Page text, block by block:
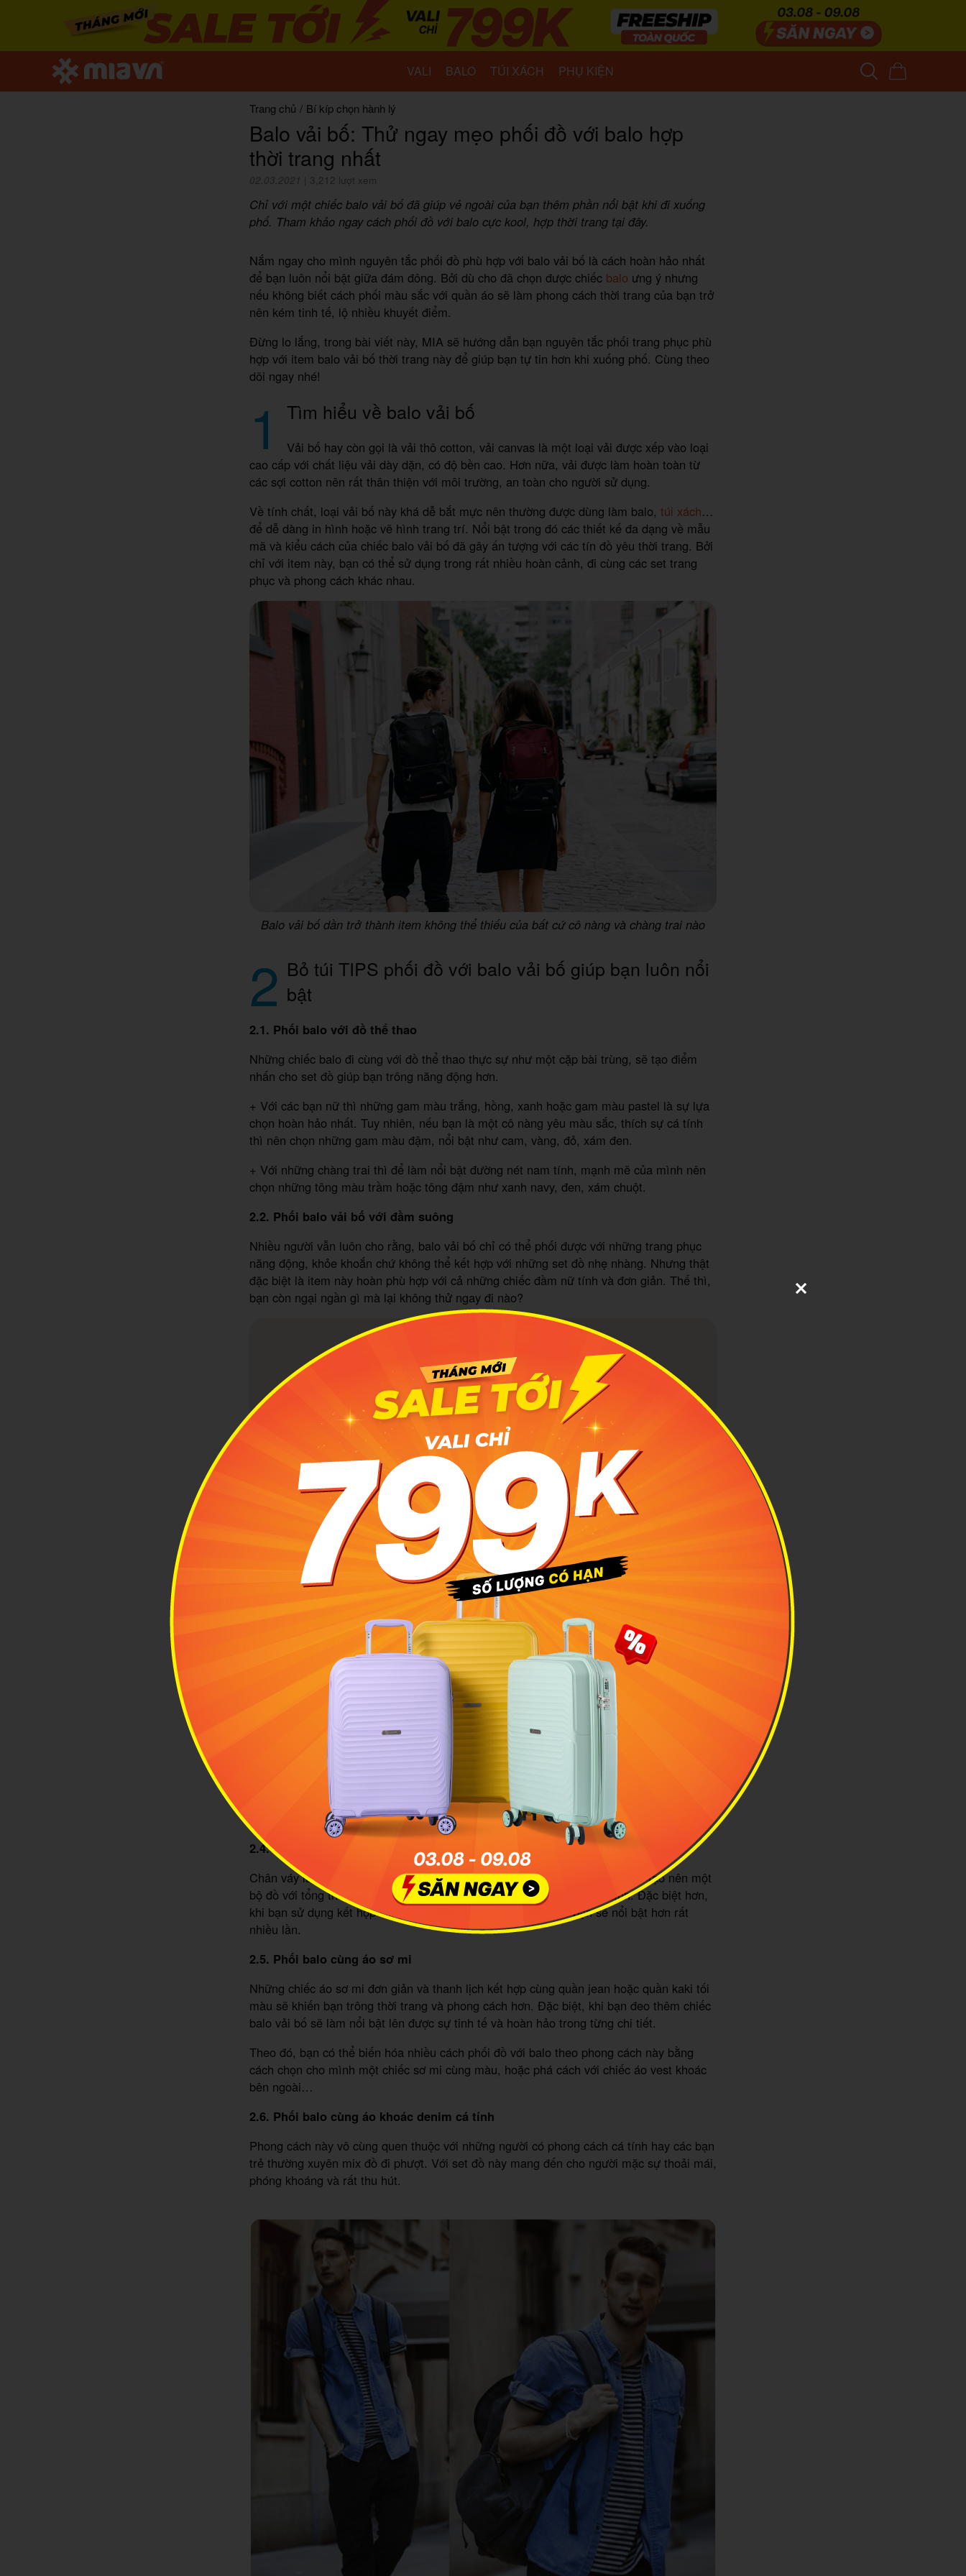
VALI BALO TÚI XÁCH PHỤ KIỆN
Trang chủ / Bí kíp chọn hành lý
Balo vải bố: Thử ngay mẹo phối đồ với balo hợp
thời trang nhất
02.03.2021 3,212 lượt xem
Chỉ với một chiếc balo vải bố đã giúp vẻ ngoài của bạn thêm phần nổi bật khi đi xuống
phố. Tham khảo ngay cách phối đồ với balo cực kool, hợp thời trang tại đây.
Nắm ngay cho mình nguyên tắc phối đồ phù hợp với balo vải bố là cách hoàn hảo nhất
để bạn luôn nổi bật giữa đám đông. Bởi dù cho đã chọn được chiếc balo ưng ý nhưng
nếu không biết cách phối màu sắc với quần áo sẽ làm phong cách thời trang của bạn trở
nên kém tinh tế, lộ nhiều khuyết điểm.
Đừng lo lắng, trong bài viết này, MIA sẽ hướng dẫn bạn nguyên tắc phối trang phục phù
hợp với item balo vải bố thời trang này để giúp bạn tự tin hơn khi xuống phố. Cùng theo
dõi ngay nhé!
1 Tìm hiểu về balo vải bố
Vải bố hay còn gọi là vải thô cotton, vải canvas là một loại vải được xếp vào loại
cao cấp với chất liệu vải dày dặn, có độ bền cao. Hơn nữa, vải được làm hoàn toàn từ
các sợi cotton nên rất thân thiện với môi trường, an toàn cho người sử dụng.
Về tính chất, loại vải bố này khá dễ bắt mực nên thường được dùng làm balo, túi xách…
để dễ dàng in hình hoặc vẽ hình trang trí. Nổi bật trong đó các thiết kế đa dạng về mẫu
mã và kiểu cách của chiếc balo vải bố đã gây ấn tượng với các tín đồ yêu thời trang. Bởi
chỉ với item này, bạn có thể sử dụng trong rất nhiều hoàn cảnh, đi cùng các set trang
phục và phong cách khác nhau.
Balo vải bố dần trở thành item không thể thiếu của bất cứ cô nàng và chàng trai nào
2 Bỏ túi TIPS phối đồ với balo vải bố giúp bạn luôn nổi
bật
2.1. Phối balo với đồ thể thao
Những chiếc balo đi cùng với đồ thể thao thực sự như một cặp bài trùng, sẽ tạo điểm
nhấn cho set đồ giúp bạn trông năng động hơn.
+ Với các bạn nữ thì những gam màu trắng, hồng, xanh hoặc gam màu pastel là sự lựa
chọn hoàn hảo nhất. Tuy nhiên, nếu bạn là một cô nàng yêu màu sắc, thích sự cá tính
thì nên chọn những gam màu đậm, nổi bật như cam, vàng, đỏ, xám đen.
+ Với những chàng trai thì để làm nổi bật đường nét nam tính, mạnh mẽ của mình nên
chọn những tông màu trầm hoặc tông đậm như xanh navy, đen, xám chuột.
2.2. Phối balo vải bố với đầm suông
Nhiều người vẫn luôn cho rằng, balo vải bố chỉ có thể phối được với những trang phục
năng động, khỏe khoắn chứ không thể kết hợp với những set đồ nhẹ nhàng. Nhưng thật
đặc biệt là item này hoàn phù hợp với cả những chiếc đầm nữ tính và đơn giản. Thế thì,
bạn còn ngại ngần gì mà lại không thử ngay đi nào?
Mix đầm suông với balo vải bố giúp set đồ có thêm điểm nhấn và tạo cảm hứng hơn
2.3. Phối balo cùng áo thun và quần short
Hầu hết những người yêu thích phong cách đơn giản đều không thể thiếu set này trong
tủ đồ, nhất là kiểu kết hợp giữa áo thun, quần short và balo. Khi khoác lên người bộ
quần áo này cùng balo vải bố trên vai bạn sẽ có ngay vẻ ngoài vô cùng trẻ trung, năng
động và hoạt bát.
2.4. Phối balo với chân váy caro
Chân váy là một phụ kiện khá dễ để kết hợp với bất kỳ loại balo nào. Nó sẽ tạo nên một
bộ đồ với tổng thể đặc sắc, vừa đơn giản nhưng không kém phần cá tính. Đặc biệt hơn,
khi bạn sử dụng kết hợp cùng balo vải bố cá tính thì tổng thể bạn sẽ nổi bật hơn rất
nhiều lần.
2.5. Phối balo cùng áo sơ mi
Những chiếc áo sơ mi đơn giản và thanh lịch kết hợp cùng quần jean hoặc quần kaki tối
màu sẽ khiến bạn trông thời trang và phong cách hơn. Đặc biệt, khi bạn đeo thêm chiếc
balo vải bố sẽ làm nổi bật lên được sự tinh tế và hoàn hảo trong từng chi tiết.
Theo đó, bạn có thể biến hóa nhiều cách phối đồ với balo theo phong cách này bằng
cách chọn cho mình một chiếc sơ mi cùng màu, hoặc phá cách với chiếc áo vest khoác
bên ngoài…
2.6. Phối balo cùng áo khoác denim cá tính
Phong cách này vô cùng quen thuộc với những người có phong cách cá tính hay các bạn
trẻ thường xuyên mix đồ đi phượt. Với set đồ này mang đến cho người mặc sự thoải mái,
phóng khoáng và rất thu hút.